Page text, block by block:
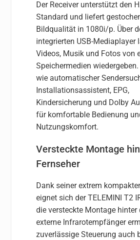
Der Receiver unterstützt den
Standard und liefert
Bildqualität in 1080i/p. Über
integrierten USB-Mediaplayer
Videos, Musik und Fotos von
Speichermedien
wie automatischer
Installationsassistent, EPG,
Kindersicherung und Dolby
für komfortable Bedienung
Nutzungskomfort.
Versteckte Montage
Fernseher
Dank seiner extrem
eignet sich der TELEMINI T2
die versteckte Montage hinter
externe Infrarotempfänger
zuverlässige Steuerung auch